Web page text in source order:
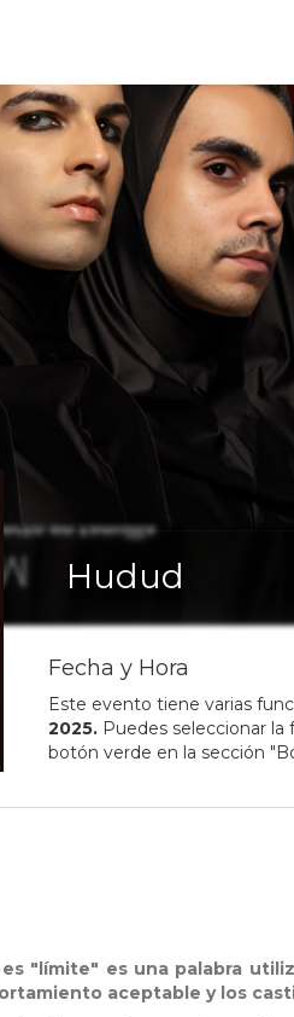
Hudud
Fecha y Hora
Este evento tiene varias
2025.Puedes seleccionar la
botón verde en la sección
"límite" es una palabra
aceptable y los